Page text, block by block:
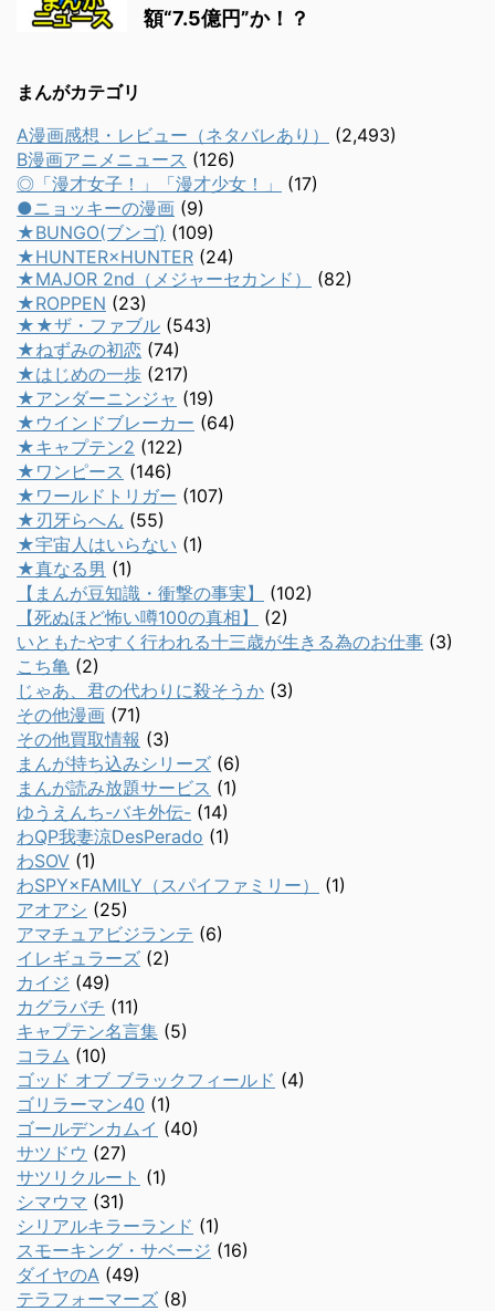
額“7.5億円”か！？
まんがカテゴリ
A漫画感想・レビュー（ネタバレあり）
(2,493)
B漫画アニメニュース (126)
◎「漫才女子！」「漫才少女！」
(17)
●ニョッキーの漫画 (9)
★BUNGO(ブンゴ) (109)
★HUNTER×HUNTER (24)
★MAJOR 2nd（メジャーセカンド）
(82)
★ROPPEN (23)
★★ザ・ファブル (543)
★ねずみの初恋 (74)
★はじめの一歩 (217)
★アンダーニンジャ (19)
★ウインドブレーカー (64)
★キャプテン2 (122)
★ワンピース (146)
★ワールドトリガー (107)
★刃牙らへん (55)
★宇宙人はいらない (1)
★真なる男 (1)
【まんが豆知識・衝撃の事実】
(102)
【死ぬほど怖い噂100の真相】
(2)
いともたやすく行われる十三歳が生きる為のお仕事 (3)
こち亀 (2)
じゃあ、君の代わりに殺そうか (3)
その他漫画 (71)
その他買取情報 (3)
まんが持ち込みシリーズ (6)
まんが読み放題サービス (1)
ゆうえんち-バキ外伝- (14)
わQP我妻涼DesPerado (1)
わSOV (1)
わSPY×FAMILY（スパイファミリー）
(1)
アオアシ (25)
アマチュアビジランテ (6)
イレギュラーズ (2)
カイジ (49)
カグラバチ (11)
キャプテン名言集 (5)
コラム (10)
ゴッド オブ ブラックフィールド (4)
ゴリラーマン40 (1)
ゴールデンカムイ (40)
サツドウ (27)
サツリクルート (1)
シマウマ (31)
シリアルキラーランド (1)
スモーキング・サベージ (16)
ダイヤのA (49)
テラフォーマーズ (8)